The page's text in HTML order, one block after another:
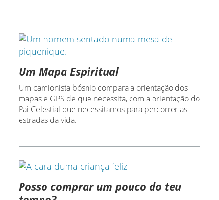
Um Mapa Espiritual
Um camionista bósnio compara a orientação dos
mapas e GPS de que necessita, com a orientação do
Pai Celestial que necessitamos para percorrer as
estradas da vida.
Posso comprar um pouco do teu